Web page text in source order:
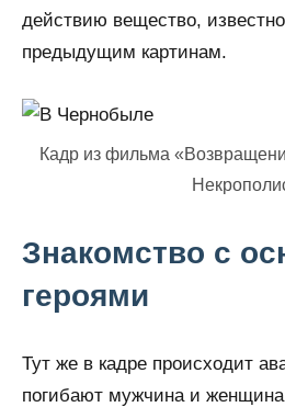
действию вещество,
предыдущим картинам.
Кадр из фильма
Знакомство с
героями
Тут же в кадре происходит
погибают мужчина и